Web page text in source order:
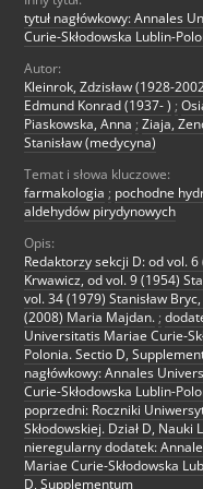
tytuł nagłówkowy: Annales
Curie-Skłodowska Lublin-
Autor:
Kleinrok, Zdzisław (1928-
Edmund Konrad (1937- ) ;
Piaskowska, Anna ; Ziaja,
Stanisław (medycyna)
Temat i słowa kluczowe:
farmakologia ; pochodne
aldehydów pirydynowych
Opis:
Redaktorzy sekcji D: od vol.
Krwawicz, od vol. 9 (1954)
vol. 34 (1979) Stanisław
(2008) Maria Majdan. ;
Universitatis Mariae Curie-
Polonia. Sectio D,
nagłówkowy: Annales
Curie-Skłodowska Lublin-
poprzedni: Roczniki
Skłodowskiej. Dział D, Nauki
nieregularny dodatek:
Mariae Curie-Skłodowska
D, Supplementum